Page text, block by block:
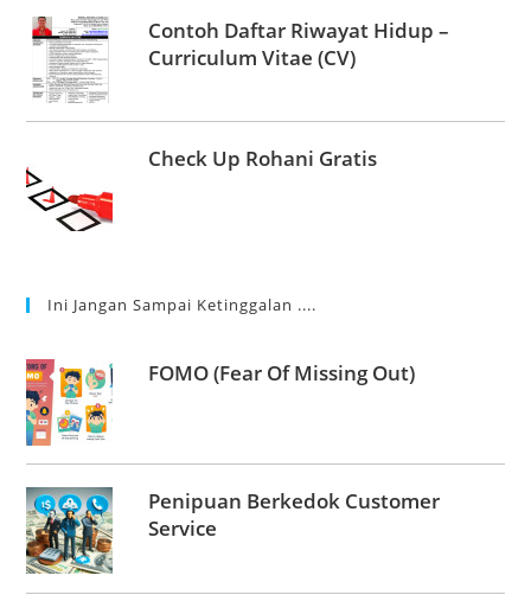
Contoh Daftar Riwayat Hidup –
Curriculum Vitae (CV)
Check Up Rohani Gratis
Ini Jangan Sampai Ketinggalan ....
FOMO (Fear Of Missing Out)
Penipuan Berkedok Customer
Service